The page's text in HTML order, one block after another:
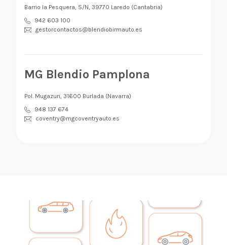
Barrio la Pesquera, S/N, 39770 Laredo (Cantabria)
942 603 100
gestorcontactos@blendiobirmauto.es
MG Blendio Pamplona
Pol. Mugazuri, 31600 Burlada (Navarra)
948 137 674
coventry@mgcoventryauto.es